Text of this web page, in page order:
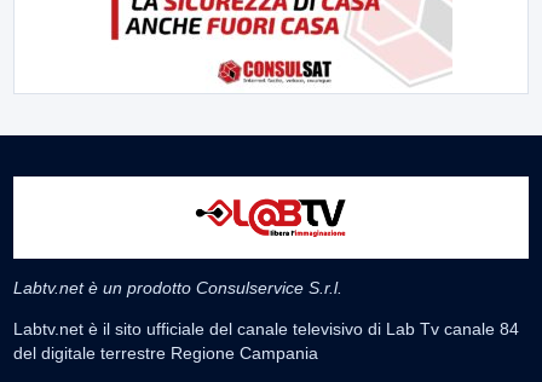
Labtv.net è un prodotto Consulservice S.r.l.
Labtv.net è il sito ufficiale del canale televisivo di Lab Tv canale 84
del digitale terrestre Regione Campania